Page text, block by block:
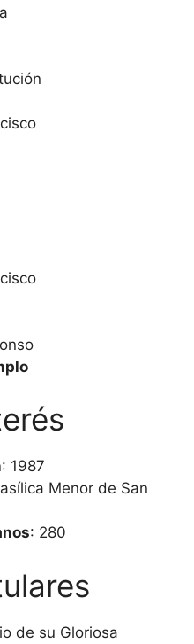
: 1987
Menor de San
: 280
de su Gloriosa